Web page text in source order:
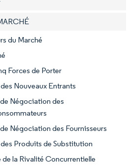
du Marché
Forces de Porter
Nouveaux Entrants
Négociation des
Négociation des Fournisseurs
Produits de Substitution
de la Rivalité Concurrentielle